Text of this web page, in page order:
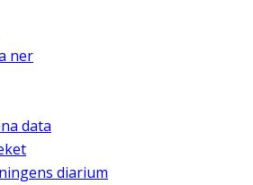
ner
data
diarium